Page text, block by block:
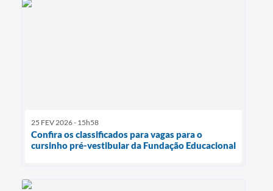
25 FEV 2026 - 15h58
Confira os classificados para vagas para o
cursinho pré-vestibular da Fundação Educacional